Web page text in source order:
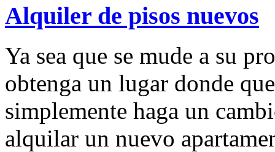
Alquiler de pisos nuevos
Ya sea que se mude a su
obtenga un lugar donde
simplemente haga un
alquilar un nuevo